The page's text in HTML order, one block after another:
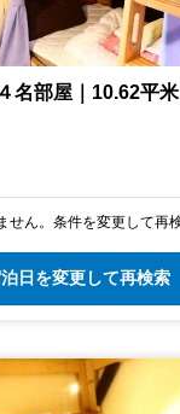
名部屋｜10.62平米
せん。条件を変更して再
日を変更して再検索